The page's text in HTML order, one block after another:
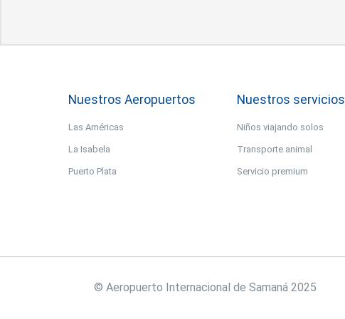
Nuestros Aeropuertos
Las Américas
La Isabela
Puerto Plata
Nuestros servicios
Niños viajando solos
Transporte animal
Servicio premium
© Aeropuerto Internacional de Samaná 2025